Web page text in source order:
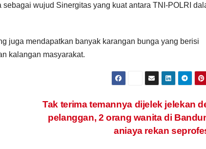
wujud Sinergitas yang kuat antara TNI-POLRI
juga mendapatkan banyak karangan bunga yang berisi
kalangan masyarakat.
Tak terima temannya dijelek jelekan
pelanggan, 2 orang wanita di
aniaya rekan